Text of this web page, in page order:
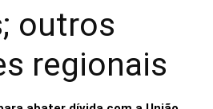
outros
regionais